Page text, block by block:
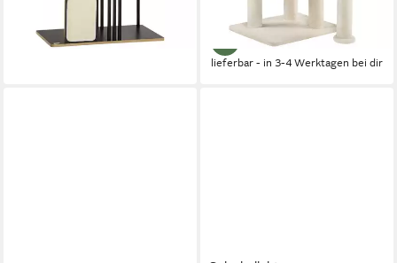
lieferbar - in 3-4 Werktagen bei dir
lieferbar - in 3-4 Werktagen bei dir